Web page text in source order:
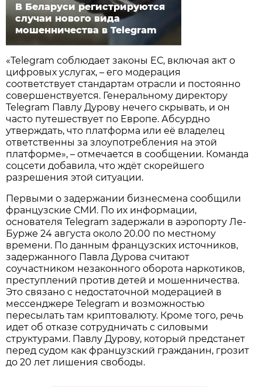
В Беларуси регистрируются
случаи нового вида
мошенничества в Telegram
«Telegram соблюдает законы ЕС, включая акт о
цифровых услугах, – его модерация
соответствует стандартам отрасли и постоянно
совершенствуется. Генеральному директору
Telegram Павлу Дурову нечего скрывать, и он
часто путешествует по Европе. Абсурдно
утверждать, что платформа или её владелец
ответственны за злоупотребления на этой
платформе», – отмечается в сообщении. Команда
соцсети добавила, что ждёт скорейшего
разрешения этой ситуации.
Первыми о задержании бизнесмена сообщили
французские СМИ. По их информации,
основателя Telegram задержали в аэропорту Ле-
Бурже 24 августа около 20.00 по местному
времени. По данным французских источников,
задержанного Павла Дурова считают
соучастником незаконного оборота наркотиков,
преступлений против детей и мошенничества.
Это связано с недостаточной модерацией в
мессенджере Telegram и возможностью
пересылать там криптовалюту. Кроме того, речь
идет об отказе сотрудничать с силовыми
структурами. Павлу Дурову, который предстанет
перед судом как французский гражданин, грозит
до 20 лет лишения свободы.